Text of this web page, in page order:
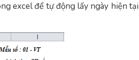
excel để tự động lấy ngày hiện tại